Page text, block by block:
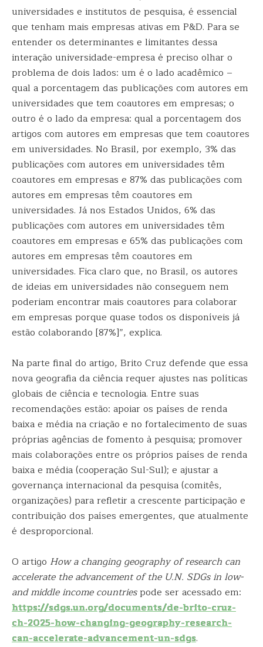
universidades e institutos de pesquisa, é essencial
que tenham mais empresas ativas em P&D. Para se
entender os determinantes e limitantes dessa
interação universidade-empresa é preciso olhar o
problema de dois lados: um é o lado acadêmico –
qual a porcentagem das publicações com autores em
universidades que tem coautores em empresas; o
outro é o lado da empresa: qual a porcentagem dos
artigos com autores em empresas que tem coautores
em universidades. No Brasil, por exemplo, 3% das
publicações com autores em universidades têm
coautores em empresas e 87% das publicações com
autores em empresas têm coautores em
universidades. Já nos Estados Unidos, 6% das
publicações com autores em universidades têm
coautores em empresas e 65% das publicações com
autores em empresas têm coautores em
universidades. Fica claro que, no Brasil, os autores
de ideias em universidades não conseguem nem
poderiam encontrar mais coautores para colaborar
em empresas porque quase todos os disponíveis já
estão colaborando [87%]”, explica.
Na parte final do artigo, Brito Cruz defende que essa
nova geografia da ciência requer ajustes nas políticas
globais de ciência e tecnologia. Entre suas
recomendações estão: apoiar os países de renda
baixa e média na criação e no fortalecimento de suas
próprias agências de fomento à pesquisa; promover
mais colaborações entre os próprios países de renda
baixa e média (cooperação Sul-Sul); e ajustar a
governança internacional da pesquisa (comitês,
organizações) para refletir a crescente participação e
contribuição dos países emergentes, que atualmente
é desproporcional.
O artigo How a changing geography of research can
accelerate the advancement of the U.N. SDGs in low-
and middle income countriespode ser acessado em:
https://sdgs.un.org/documents/de-brito-cruz-
ch-2025-how-changing-geography-research-
can-accelerate-advancement-un-sdgs.